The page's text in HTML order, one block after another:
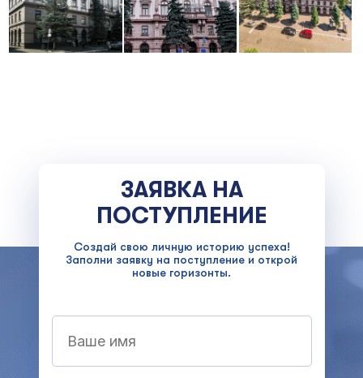
ЗАЯВКА НА
ПОСТУПЛЕНИЕ
Создай свою личную историю успеха!
Заполни заявку на поступление и открой
новые горизонты.